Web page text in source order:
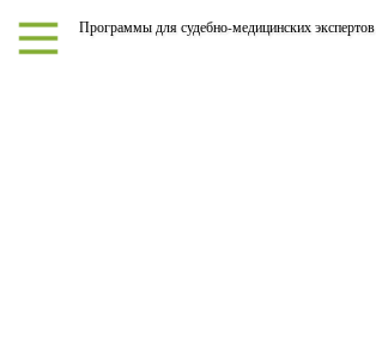
Программы для судебно-медицинских экспертов